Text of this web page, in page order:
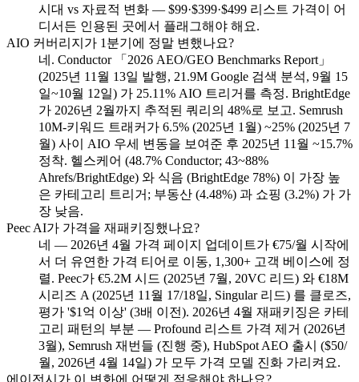
시대 vs 자료적 변화 — $99·$399·$499 리스트 가격이 어
디서든 인용된 곳에서 플래그해야 해요.
AIO 커버리지가 1분기에 정말 변했나요?
네. Conductor 「2026 AEO/GEO Benchmarks Report」
(2025년 11월 13일 발행, 21.9M Google 검색 분석, 9월 15
일~10월 12일) 가 25.11% AIO 트리거를 측정. BrightEdge
가 2026년 2월까지 추적된 쿼리의 48%로 보고. Semrush
10M-키워드 트래커가 6.5% (2025년 1월) ~25% (2025년 7
월) 사이 AIO 우세 변동을 보여준 후 2025년 11월 ~15.7%
정착. 헬스케어 (48.7% Conductor; 43~88%
Ahrefs/BrightEdge) 와 식음 (BrightEdge 78%) 이 가장 높
은 카테고리 트리거; 부동산 (4.48%) 과 쇼핑 (3.2%) 가 가
장 낮음.
Peec AI가 가격을 재패키징했나요?
네 — 2026년 4월 가격 페이지 업데이트가 €75/월 시작에
서 더 유연한 가격 티어로 이동, 1,300+ 고객 베이스에 정
렬. Peec가 €5.2M 시드 (2025년 7월, 20VC 리드) 와 €18M
시리즈 A (2025년 11월 17/18일, Singular 리드) 를 클로즈,
평가 '$1억 이상' (3배 이전). 2026년 4월 재패키징은 카테
고리 패턴의 부분 — Profound 리스트 가격 제거 (2026년
3월), Semrush 재번들 (진행 중), HubSpot AEO 출시 ($50/
월, 2026년 4월 14일) 가 모두 가격 모델 진화 가리켜요.
에이전시가 이 변화에 어떻게 적응해야 하나요?